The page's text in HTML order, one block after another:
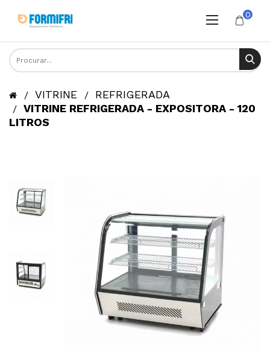
0
VITRINE
REFRIGERADA
VITRINE REFRIGERADA - EXPOSITORA - 120
LITROS